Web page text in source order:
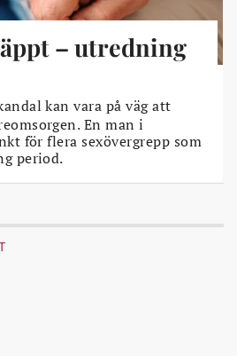
– utredning
kan vara på väg att
En man i
för flera sexövergrepp som
period.